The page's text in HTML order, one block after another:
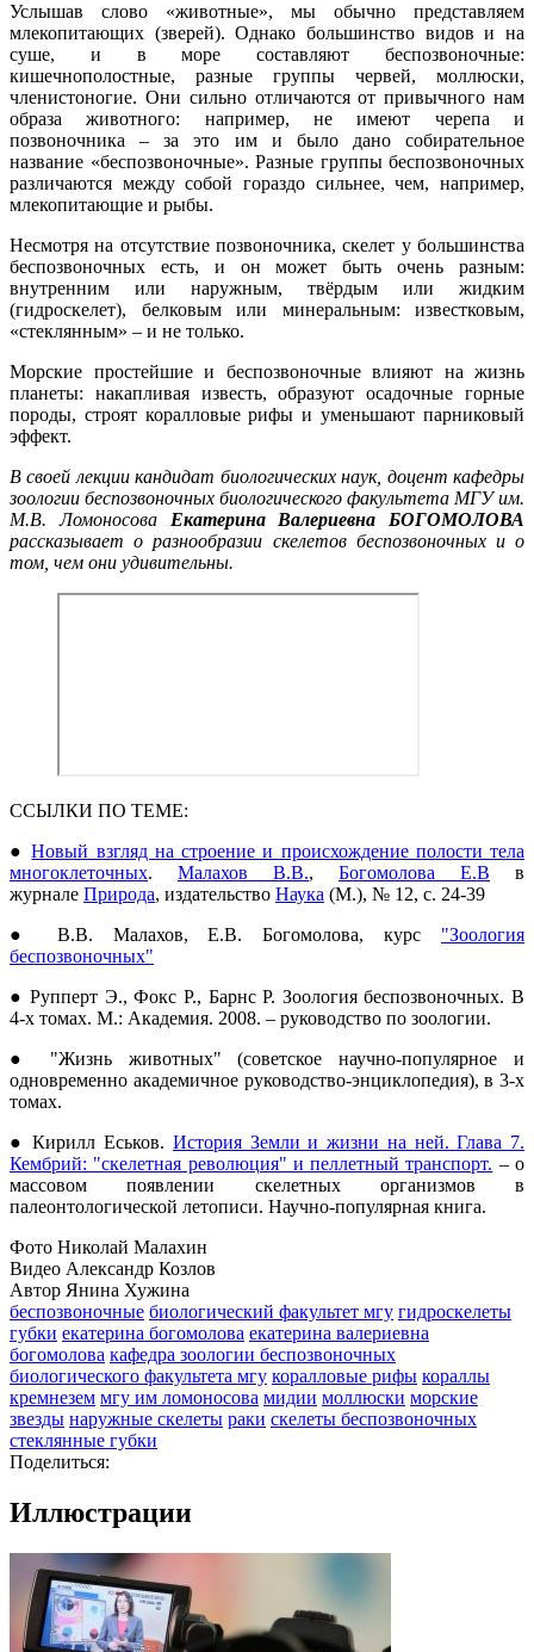
Услышав слово «животные», мы обычно представляем
млекопитающих (зверей). Однако большинство видов и на
суше, и в море составляют беспозвоночные:
кишечнополостные, разные группы червей, моллюски,
членистоногие. Они сильно отличаются от привычного нам
образа животного: например, не имеют черепа и
позвоночника ‒ за это им и было дано собирательное
название «беспозвоночные». Разные группы беспозвоночных
различаются между собой гораздо сильнее, чем, например,
млекопитающие и рыбы.
Несмотря на отсутствие позвоночника, скелет у большинства
беспозвоночных есть, и он может быть очень разным:
внутренним или наружным, твёрдым или жидким
(гидроскелет), белковым или минеральным: известковым,
«стеклянным» ‒ и не только.
Морские простейшие и беспозвоночные влияют на жизнь
планеты: накапливая известь, образуют осадочные горные
породы, строят коралловые рифы и уменьшают парниковый
эффект.
В своей лекции кандидат биологических наук, доцент кафедры
зоологии беспозвоночных биологического факультета МГУ им.
М.В. Ломоносова Екатерина Валериевна БОГОМОЛОВА
рассказывает о разнообразии скелетов беспозвоночных и о
том, чем они удивительны.
ССЫЛКИ ПО ТЕМЕ:
●Новый взгляд на строение и происхождение полости тела
многоклеточных. Малахов В.В., Богомолова Е.В в
журнале Природа, издательство Наука (М.), № 12, с. 24-39
● В.В. Малахов, Е.В. Богомолова, курс "Зоология
беспозвоночных"
● Рупперт Э., Фокс Р., Барнс Р. Зоология беспозвоночных. В
4-х томах. М.: Академия. 2008. – руководство по зоологии.
● "Жизнь животных" (советское научно-популярное и
одновременно академичное руководство-энциклопедия), в 3-х
томах.
● Кирилл Еськов. История Земли и жизни на ней. Глава 7.
Кембрий: "скелетная революция" и пеллетный транспорт. – о
массовом появлении скелетных организмов в
палеонтологической летописи. Научно-популярная книга.
Фото Николай Малахин
Видео Александр Козлов
Автор Янина Хужина
беспозвоночные биологический факультет мгу гидроскелеты
губки екатерина богомолова екатерина валериевна
богомолова кафедра зоологии беспозвоночных
биологического факультета мгу коралловые рифы кораллы
кремнезем мгу им ломоносова мидии моллюски морские
звезды наружные скелеты раки скелеты беспозвоночных
стеклянные губки
Поделиться:
Иллюстрации